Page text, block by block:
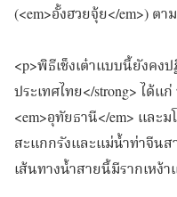
(<em>อั้งฮวยจุ้ย</em>) ต
<p>พิธีเช็งเต๋าแบบนี้ยังคง
ประเทศไทย</strong> ได้
<em>อุทัยธานี</em> และ
สะแกกรังและแม่น้ำท่าจีน
เส้นทางน้ำสายนี้มีรากเหง้